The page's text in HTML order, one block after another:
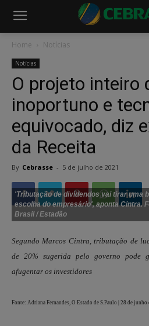
Home Notícias
Notícias
O projeto inteiro
inoportuno e
equivocado, diz
da Receita
By Cebrasse - 5 de julho de 2021
'Tributação de dividendos vai tirar uma
escolha do empresário', aponta Cintra.
Brasil / Estadão
Segundo Marcos Cintra, tributação de
de 20% sugerida pelo governo pode
afugentar os investidores
Fonte: Adriana Fernandes, O Estado de S.Paulo | 28 de junho